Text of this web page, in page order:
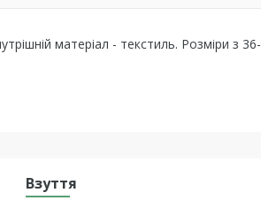
матеріал - текстиль. Розміри з 36-
Взуття